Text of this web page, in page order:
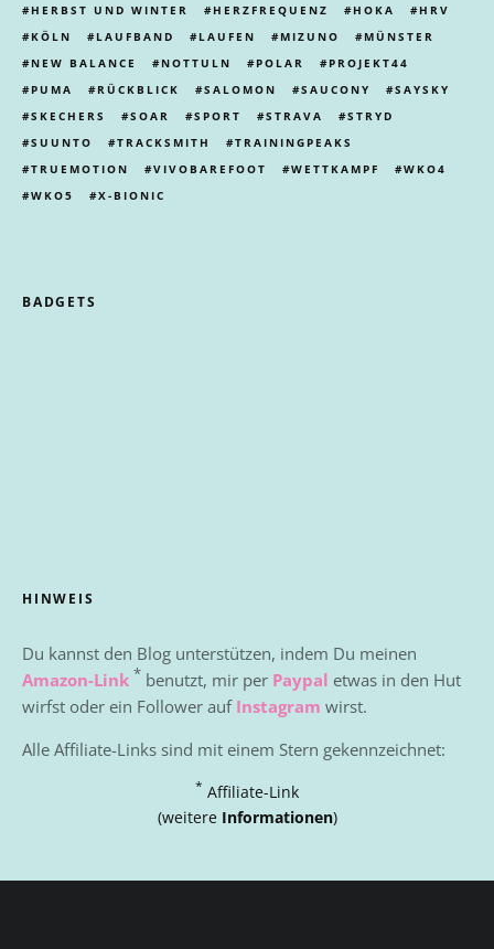
HERBST UND WINTER
HERZFREQUENZ HOKA
HRV
KÖLN
LAUFBAND LAUFEN MIZUNO
MÜNSTER
NEW BALANCE
NOTTULN POLAR
PROJEKT44
PUMA
RÜCKBLICK SALOMON SAUCONY
SAYSKY
SKECHERS
SOAR SPORT STRAVA
STRYD
SUUNTO
TRACKSMITH
TRAININGPEAKS
TRUEMOTION
VIVOBAREFOOT WETTKAMPF
WKO4
WKO5
X-BIONIC
BADGETS
HINWEIS
Du kannst den Blog unterstützen, indem Du meinen
Amazon-Link * benutzt, mir per Paypal etwas in den Hut
wirfst oder ein Follower auf Instagram wirst.
Alle Affiliate-Links sind mit einem Stern gekennzeichnet:
* Affiliate-Link
(weitere Informationen)